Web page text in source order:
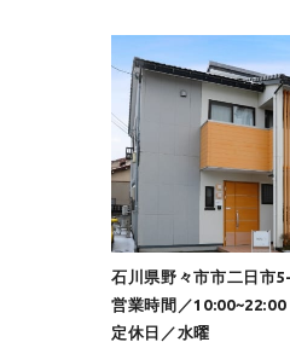
石川県野々市市二日市
営業時間／10:00~22:00
定休日／水曜